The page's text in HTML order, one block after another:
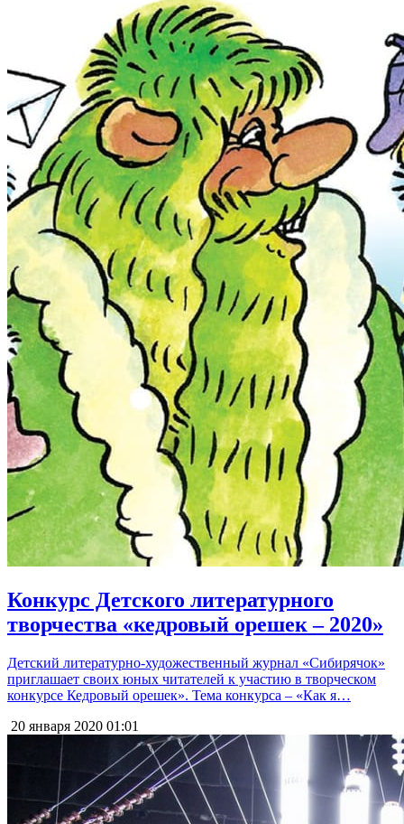
Конкурс Детского литературного
творчества «кедровый орешек – 2020»
Детский литературно-художественный журнал «Сибирячок»
приглашает своих юных читателей к участию в творческом
конкурсе Кедровый орешек». Тема конкурса – «Как я…
20 января 2020 01:01